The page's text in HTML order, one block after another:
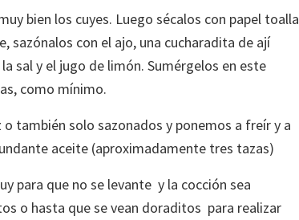
bien los cuyes. Luego sécalos con papel toalla
sazónalos con el ajo, una cucharadita de ají
sal y el jugo de limón. Sumérgelos en este
como mínimo.
o también solo sazonados y ponemos a freír y a
aceite (aproximadamente tres tazas)
para que no se levante y la cocción sea
o hasta que se vean doraditos para realizar